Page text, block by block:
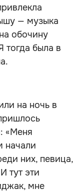
— музыка
обочину
тогда была в
на ночь в
«Меня
начали
них, певица,
тут эти
мне